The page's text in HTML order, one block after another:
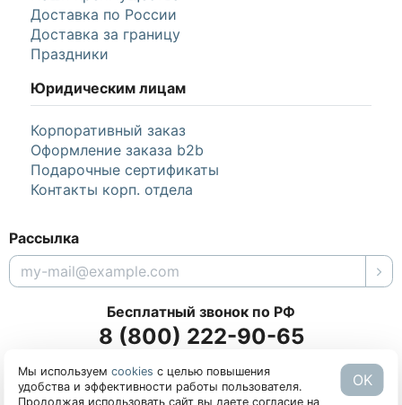
Доставка по России
Доставка за границу
Праздники
Юридическим лицам
Корпоративный заказ
Оформление заказа b2b
Подарочные сертификаты
Контакты корп. отдела
Рассылка
Бесплатный звонок по РФ
8 (800) 222-90-65
Заказать обратный звонок
Мы используемcookies с целью повышения
удобства и эффективности работы пользователя.
Продолжая использовать сайт вы даете согласие на
OK